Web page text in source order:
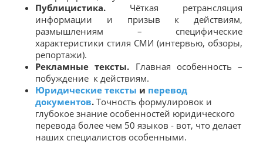
Публицистика. Чёткая ретрансляция
информации и призыв к действиям,
размышлениям – специфические
характеристики стиля СМИ (интервью, обзоры,
репортажи).
Рекламные тексты. Главная особенность –
побуждение к действиям.
Юридические тексты и перевод
документов. Точность формулировок и
глубокое знание особенностей юридического
перевода более чем 50 языков - вот, что делает
наших специалистов особенными.